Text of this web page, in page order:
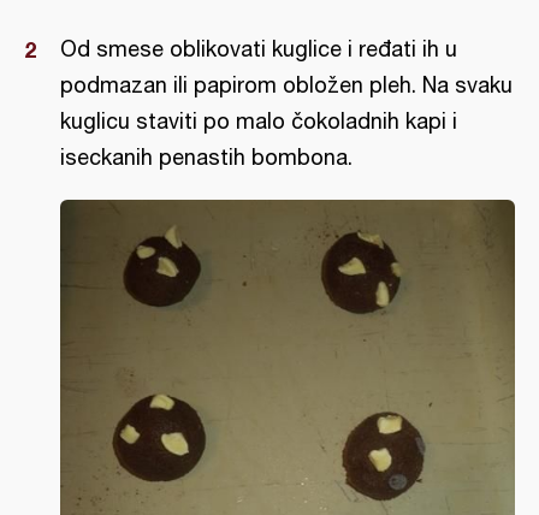
Od smese oblikovati kuglice i ređati ih u
podmazan ili papirom obložen pleh. Na svaku
kuglicu staviti po malo čokoladnih kapi i
iseckanih penastih bombona.